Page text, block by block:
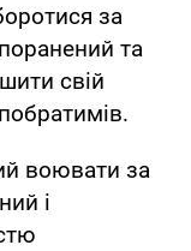
за
та
свій
воювати за
і